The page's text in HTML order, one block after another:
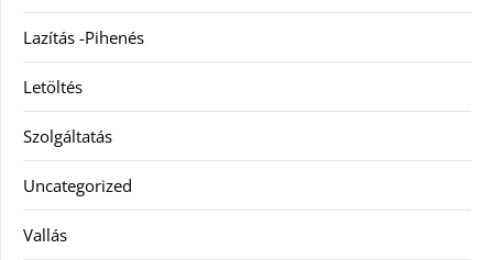
Lazítás -Pihenés
Letöltés
Szolgáltatás
Uncategorized
Vallás